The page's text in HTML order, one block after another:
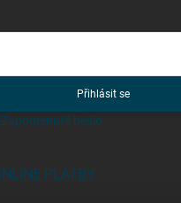
Přihlásit se
Zapomenuté heslo
PLATBY